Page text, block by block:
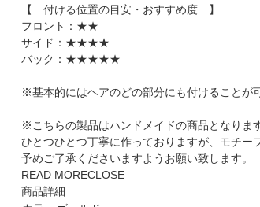
【 付ける位置の目安・おすすめ度 】
フロント：★★
サイド：★★★★
バック：★★★★★
※基本的にはヘアのどの部分にも付けることが
※こちらの製品はハンドメイドの商品となります
ひとつひとつ丁寧に作っておりますが、モチー
予めご了承くださいますようお願い致します。
READ MORECLOSE
商品詳細